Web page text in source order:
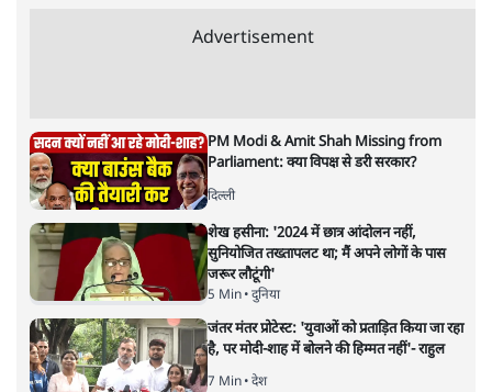
Advertisement
PM Modi & Amit Shah Missing from
Parliament: क्या विपक्ष से डरी सरकार?
दिल्ली
शेख हसीना: '2024 में छात्र आंदोलन नहीं,
सुनियोजित तख्तापलट था; मैं अपने लोगों के पास
जरूर लौटूंगी'
5 Min• दुनिया
जंतर मंतर प्रोटेस्ट: 'युवाओं को प्रताड़ित किया जा रहा
है, पर मोदी-शाह में बोलने की हिम्मत नहीं'- राहुल
7 Min• देश